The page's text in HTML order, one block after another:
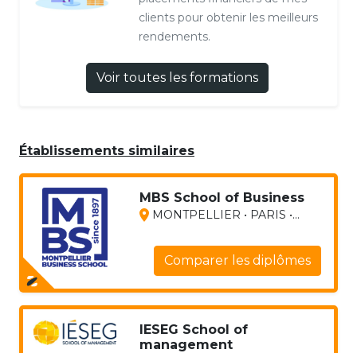
clients pour obtenir les meilleurs
rendements.
Voir toutes les formations
Établissements similaires
MBS School of Business
MONTPELLIER • PARIS •...
Comparer les diplômes
IESEG School of
management